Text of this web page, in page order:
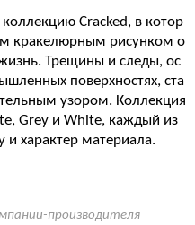
Cracked, в котор
кракелюрным рисунком о
Трещины и следы, ос
поверхностях, ста
узором. Коллекция
Grey и White, каждый из
и характер материала.
производителя